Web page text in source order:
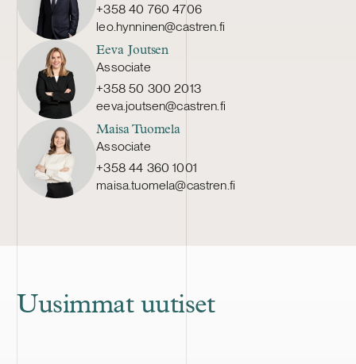
+358 40 760 4706
leo.hynninen@castren.fi
Eeva Joutsen
Associate
+358 50 300 2013
eeva.joutsen@castren.fi
Maisa Tuomela
Associate
+358 44 360 1001
maisa.tuomela@castren.fi
Uusimmat uutiset